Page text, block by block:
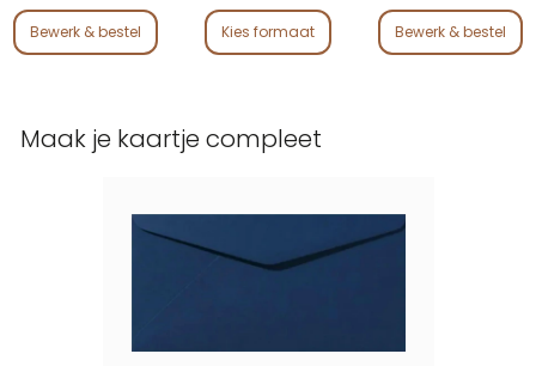
Maak je kaartje compleet
Bewerk & bestel Kies formaat Bewerk & bestel